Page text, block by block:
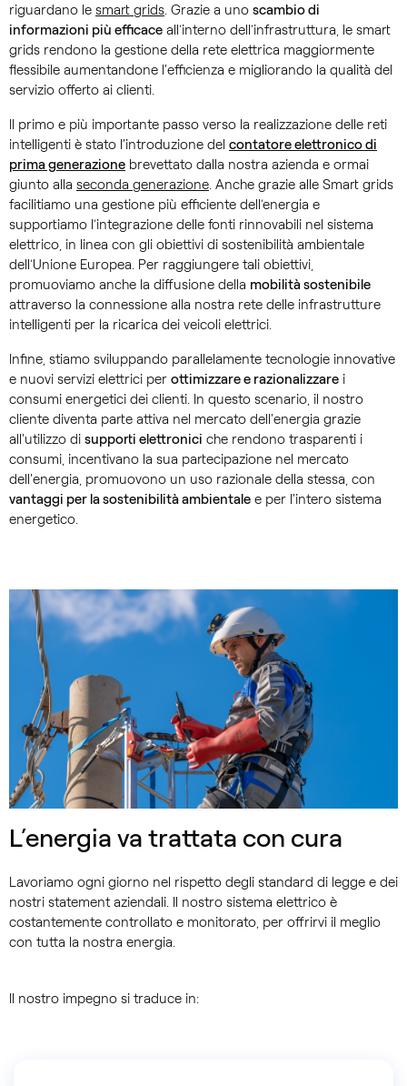
riguardano le smart grids. Grazie a uno scambio di
informazioni più efficace all’interno dell’infrastruttura, le smart
grids rendono la gestione della rete elettrica maggiormente
flessibile aumentandone l'efficienza e migliorando la qualità del
servizio offerto ai clienti.
Il primo e più importante passo verso la realizzazione delle reti
intelligenti è stato l'introduzione del contatore elettronico di
prima generazione brevettato dalla nostra azienda e ormai
giunto alla seconda generazione. Anche grazie alle Smart grids
facilitiamo una gestione più efficiente dell’energia e
supportiamo l’integrazione delle fonti rinnovabili nel sistema
elettrico, in linea con gli obiettivi di sostenibilità ambientale
dell’Unione Europea. Per raggiungere tali obiettivi,
promuoviamo anche la diffusione della mobilità sostenibile
attraverso la connessione alla nostra rete delle infrastrutture
intelligenti per la ricarica dei veicoli elettrici.
Infine, stiamo sviluppando parallelamente tecnologie innovative
e nuovi servizi elettrici per ottimizzare e razionalizzare i
consumi energetici dei clienti. In questo scenario, il nostro
cliente diventa parte attiva nel mercato dell'energia grazie
all'utilizzo di supporti elettronici che rendono trasparenti i
consumi, incentivano la sua partecipazione nel mercato
dell'energia, promuovono un uso razionale della stessa, con
vantaggi per la sostenibilità ambientale e per l'intero sistema
energetico.
L’energia va trattata con cura
Lavoriamo ogni giorno nel rispetto degli standard di legge e dei
nostri statement aziendali. Il nostro sistema elettrico è
costantemente controllato e monitorato, per offrirvi il meglio
con tutta la nostra energia.
Il nostro impegno si traduce in: